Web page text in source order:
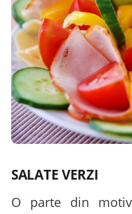
SALATE VERZI
O parte din